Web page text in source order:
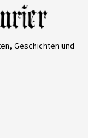
Geschichten und